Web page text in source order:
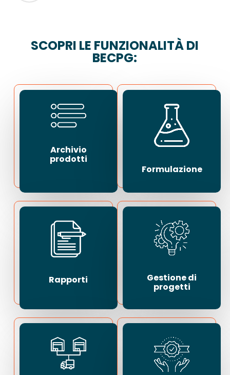
SCOPRI LE FUNZIONALITÀ DI
BECPG:
Archivio
prodotti
Formulazione
Rapporti Gestione di
progetti